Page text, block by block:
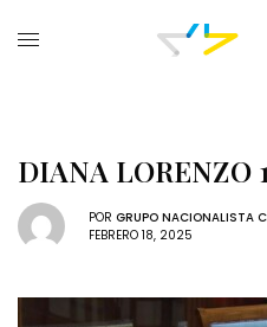
DIANA LORENZO
POR GRUPO NACIONALISTA
FEBRERO 18, 2025